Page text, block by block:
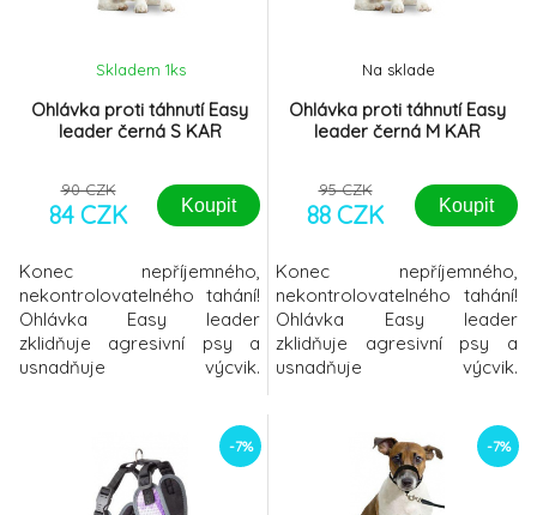
Ohlávka proti táhnutí Easy
leader černá S KAR
Skladem 1ks
90 CZK
84 CZK Koupit
Konec nepříjemného,
nekontrolovatelného tahání!
Ohlávka Easy leader
zklidňuje agresivní psy a
usnadňuje výcvik.
automaticky Vás bude
následovat. Pokud zvolíte
Easy Leader, nemusíte již
Ohlávka proti táhnutí Easy
leader černá M KAR
Na sklade
95 CZK
88 CZK Koupit
Konec nepříjemného,
nekontrolovatelného tahání!
Ohlávka Easy leader
zklidňuje agresivní psy a
usnadňuje výcvik.
automaticky Vás bude
následovat. Pokud zvolíte
Easy Leader, nemusíte již
-7% -7%